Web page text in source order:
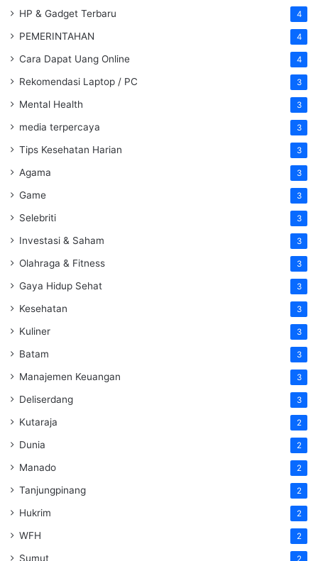
HP & Gadget Terbaru 4
PEMERINTAHAN 4
Cara Dapat Uang Online 4
Rekomendasi Laptop / PC 3
Mental Health 3
media terpercaya 3
Tips Kesehatan Harian 3
Agama 3
Game 3
Selebriti 3
Investasi & Saham 3
Olahraga & Fitness 3
Gaya Hidup Sehat 3
Kesehatan 3
Kuliner 3
Batam 3
Manajemen Keuangan 3
Deliserdang 3
Kutaraja 2
Dunia 2
Manado 2
Tanjungpinang 2
Hukrim 2
WFH 2
Sumut 2